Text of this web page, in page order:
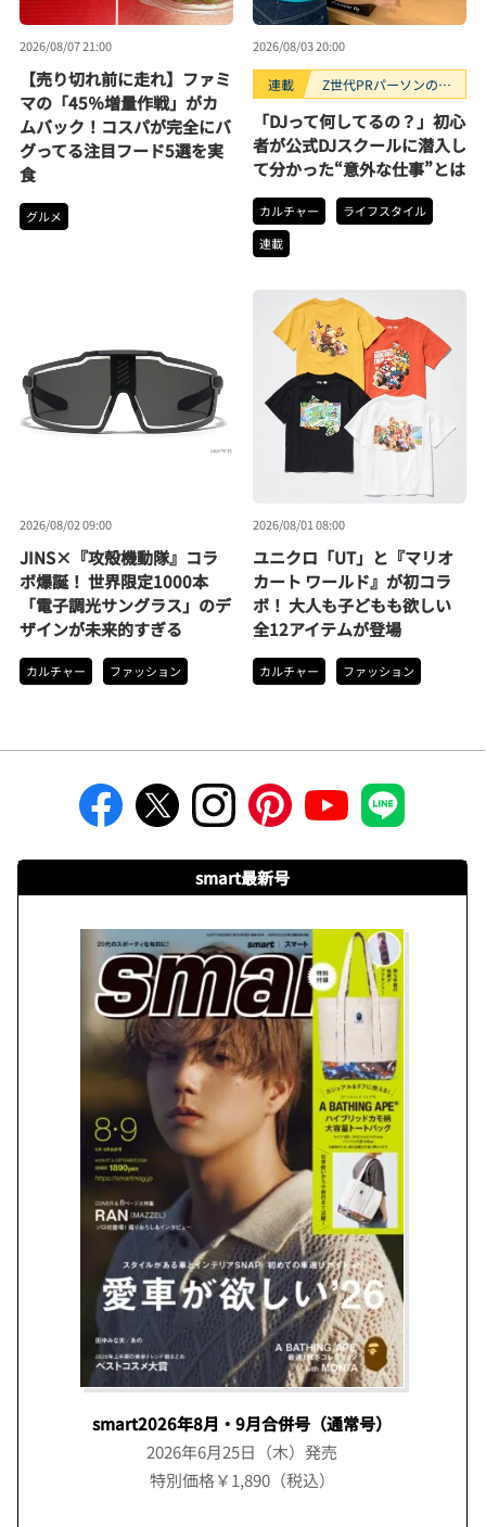
2026/08/07 21:00
【売り切れ前に走れ】ファミ
マの「45％増量作戦」がカ
ムバック！コスパが完全にバ
グってる注目フード5選を実
食
グルメ
2026/08/03 20:00
連載
Z世代PRパーソンのキ
「DJって何してるの？」初心
者が公式DJスクールに潜入し
て分かった“意外な仕事”とは
カルチャー
ライフスタイル
連載
2026/08/02 09:00
JINS×『攻殻機動隊』コラ
ボ爆誕！ 世界限定1000本
「電子調光サングラス」のデ
ザインが未来的すぎる
カルチャー ファッション
2026/08/01 08:00
ユニクロ「UT」と『マリオ
カート ワールド』が初コラ
ボ！ 大人も子どもも欲しい
全12アイテムが登場
カルチャー ファッション
smart最新号
smart2026年8月・9月合併号（通常号）
2026年6月25日（木）発売
特別価格￥1,890（税込）